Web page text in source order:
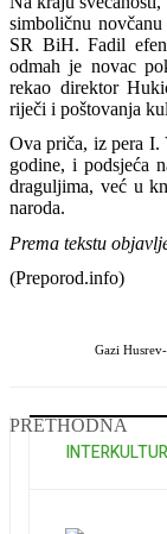
simboličnu novčanu
SR BiH. Fadil
odmah je novac
rekao direktor
riječi i poštovanja
Ova priča, iz pera I.
godine, i podsjeća
draguljima, već u
naroda.
Prema tekstu
(Preporod.info)
Gazi
PRETHODNA